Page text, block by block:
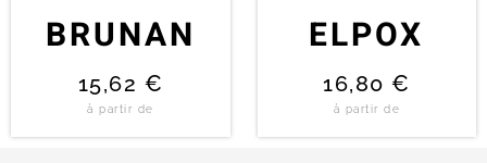
BRUNAN
15,62 €
à partir de
ELPOX
16,80 €
à partir de